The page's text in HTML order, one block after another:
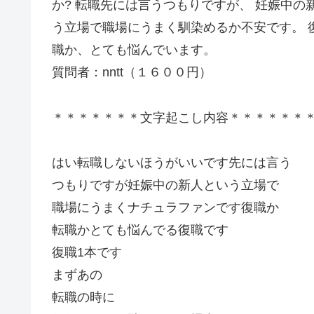
か? 転職先には言うつもりですが、 妊娠中の
う立場で職場にうまく馴染めるか不安です。
職か、とても悩んでいます。
質問者：nntt（１６００円）
＊＊＊＊＊＊＊文字起こし内容＊＊＊＊＊＊
はい転職しないほうがいいです先には言う
つもりですが妊娠中の新人という立場で
職場にうまくナチュラファンです復職か
転職かとても悩んでる復職です
復職1本です
まずあの
転職の時に